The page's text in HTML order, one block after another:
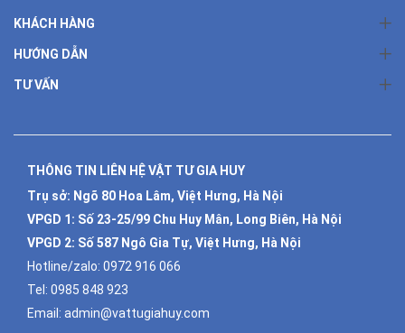
KHÁCH HÀNG
HƯỚNG DẪN
TƯ VẤN
THÔNG TIN LIÊN HỆ VẬT TƯ GIA HUY
Trụ sở: Ngõ 80 Hoa Lâm, Việt Hưng, Hà Nội
VPGD 1: Số 23-25/99 Chu Huy Mân, Long Biên, Hà Nội
VPGD 2: Số 587 Ngô Gia Tự, Việt Hưng, Hà Nội
Hotline/zalo: 0972 916 066
Tel: 0985 848 923
Email: admin@vattugiahuy.com